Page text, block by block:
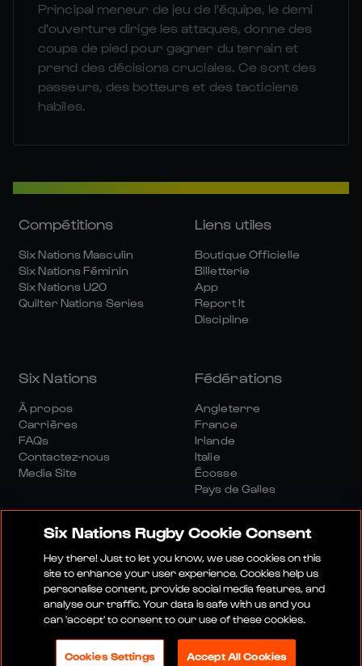
Principal meneur de jeu de l'équipe, le demi
d'ouverture dirige les attaques, donne des
coups de pied pour gagner du terrain et
prend des décisions cruciales. Ce sont des
passeurs, des botteurs et des tacticiens
habiles.
Compétitions
Six Nations Masculin
Six Nations Féminin
Six Nations U20
Quilter Nations Series
Liens utiles
Boutique Officielle
Billetterie
App
Report It
Discipline
Six Nations
À propos
Carrières
FAQs
Contactez-nous
Media Site
Fédérations
Angleterre
France
Irlande
Italie
Écosse
Pays de Galles
Site Média Conditions Générales
Politique De ConfidentialitéPolitique De Cookies
Politique Sociale Et Numérique
Six Nations Rugby Cookie Consent
Hey there! Just to let you know, we use cookies on this
site to enhance your user experience. Cookies help us
personalise content, provide social media features, and
analyse our traffic. Your data is safe with us and you
can 'accept' to consent to our use of these cookies.
Cookies Settings Accept All Cookies